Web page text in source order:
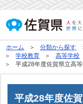
ホーム 分類から探す
学校教育
高等学校
平成28年度佐賀県立高
平成28年度佐